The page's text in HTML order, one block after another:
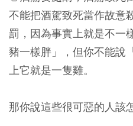
不能把酒駕致死當作故意
罰，因為事實上就是不一
豬一樣胖」，但你不能說
上它就是一隻雞。
那你說這些很可惡的人該